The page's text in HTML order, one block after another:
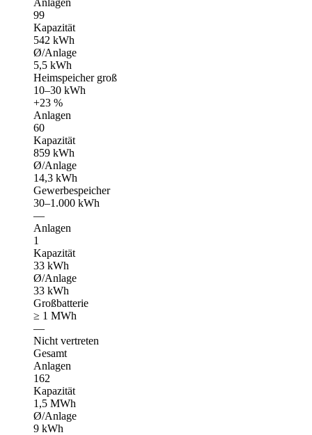
99
Kapazität
542 kWh
Ø/Anlage
5,5 kWh
Heimspeicher groß
10–30 kWh
+23 %
Anlagen
60
Kapazität
859 kWh
Ø/Anlage
14,3 kWh
Gewerbespeicher
30–1.000 kWh
—
Anlagen
1
Kapazität
33 kWh
Ø/Anlage
33 kWh
Großbatterie
≥ 1 MWh
—
Nicht vertreten
Gesamt
Anlagen
162
Kapazität
1,5 MWh
Ø/Anlage
9 kWh